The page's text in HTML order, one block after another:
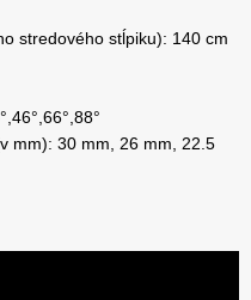
stredového stĺpiku): 140 cm
mm): 30 mm, 26 mm, 22.5